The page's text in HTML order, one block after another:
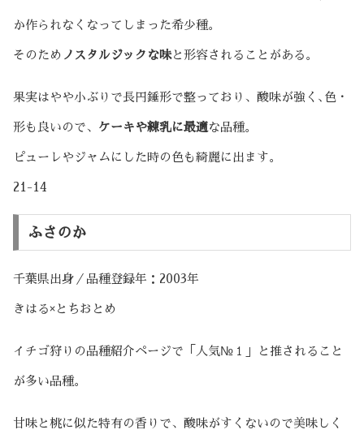
か作られなくなってしまった希少種。
そのため ノスタルジックな味と形容されることがある。
果実はやや小ぶりで長円錘形で整っており、酸味が強く､色・
形も良いので、 ケーキや練乳に最適な品種。
ピューレやジャムにした時の色も綺麗に出ます。
21-14
ふさのか
千葉県出身／品種登録年：2003年
きはる×とちおとめ
イチゴ狩りの品種紹介ページで「人気№１」と推されること
が多い品種。
甘味と桃に似た特有の香りで、酸味がすくないので美味しく